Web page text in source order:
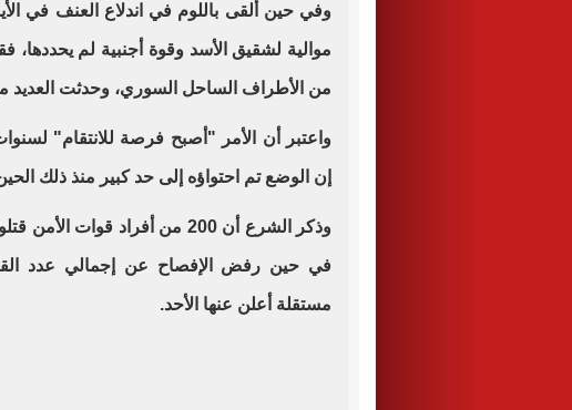
وفي حين ألقى باللوم في اندلاع العنف في
موالية لشقيق الأسد وقوة أجنبية لم يحددها،
من الأطراف الساحل السوري، وحدثت العديد
واعتبر أن الأمر "أصبح فرصة للانتقام"
إن الوضع تم احتواؤه إلى حد كبير منذ ذلك
وذكر الشرع أن 200 من أفراد
في حين رفض الإفصاح عن إجمالي عدد
مستقلة أعلن عنها الأحد.